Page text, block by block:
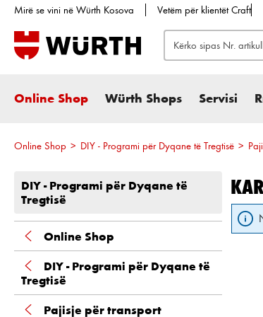
kërkimi Kalo te navigimi kryesor
Mirë se vini në Würth Kosova Vetëm për klientët Craft
Online Shop Würth Shops Servisi
Online Shop > DIY - Programi për Dyqane të Tregtisë >
DIY - Programi për Dyqane të
Tregtisë
Online Shop
DIY - Programi për Dyqane të
Tregtisë
Pajisje për transport